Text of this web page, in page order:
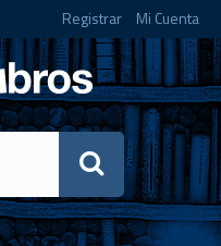
Registrar Mi Cuenta